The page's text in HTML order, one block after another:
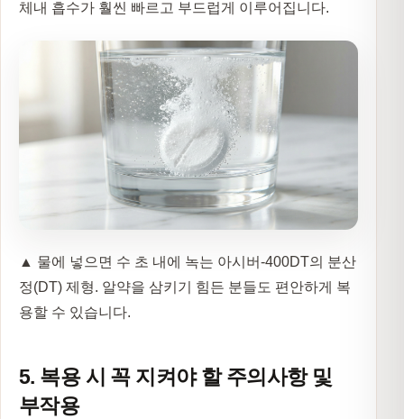
체내 흡수가 훨씬 빠르고 부드럽게 이루어집니다.
▲ 물에 넣으면 수 초 내에 녹는 아시버-400DT의 분산
정(DT) 제형. 알약을 삼키기 힘든 분들도 편안하게 복
용할 수 있습니다.
5. 복용 시 꼭 지켜야 할 주의사항 및
부작용